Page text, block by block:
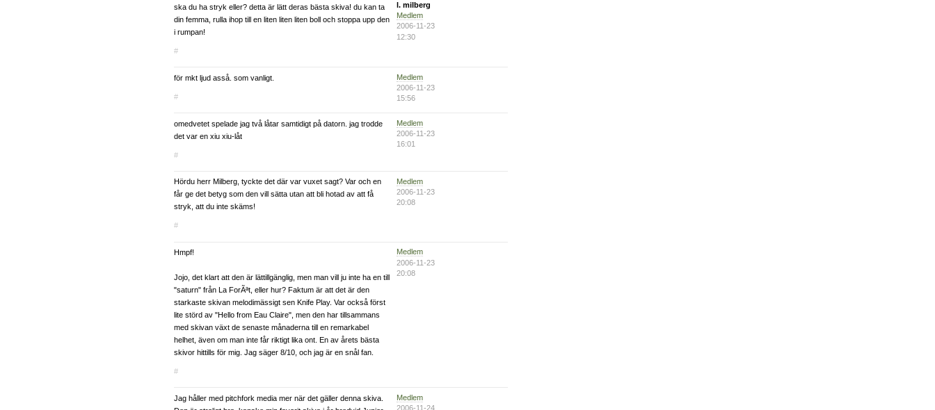
ska du ha stryk eller? detta är lätt deras bästa skiva! du kan ta
din femma, rulla ihop till en liten liten liten boll och stoppa upp den
i rumpan!
#
l. milberg
Medlem
2006-11-23
12:30
för mkt ljud asså. som vanligt.
#
Medlem
2006-11-23
15:56
omedvetet spelade jag två låtar samtidigt på datorn. jag trodde
det var en xiu xiu-låt
#
Medlem
2006-11-23
16:01
Hördu herr Milberg, tyckte det där var vuxet sagt? Var och en
får ge det betyg som den vill sätta utan att bli hotad av att få
stryk, att du inte skäms!
#
Medlem
2006-11-23
20:08
Hmpf!
Jojo, det klart att den är lättillgänglig, men man vill ju inte ha en till
"saturn" från La ForÃªt, eller hur? Faktum är att det är den
starkaste skivan melodimässigt sen Knife Play. Var också först
lite störd av "Hello from Eau Claire", men den har tillsammans
med skivan växt de senaste månaderna till en remarkabel
helhet, även om man inte får riktigt lika ont. En av årets bästa
skivor hittills för mig. Jag säger 8/10, och jag är en snål fan.
#
Medlem
2006-11-23
20:08
Jag håller med pitchfork media mer när det gäller denna skiva.
Medlem
2006-11-24